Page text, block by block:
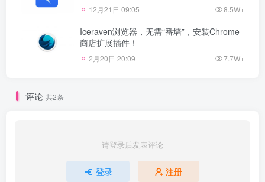
12月21日 09:05 8.5W+
Iceraven浏览器，无需“番墙”，安装Chrome
商店扩展插件！
2月20日 20:09 7.7W+
评论 共2条
请登录后发表评论
登录 注册